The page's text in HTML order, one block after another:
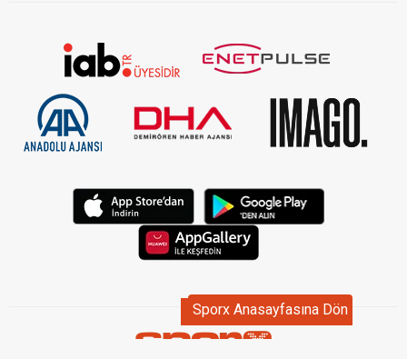
Sporx Anasayfasına Dön
Sporx Anasayfasına Dön